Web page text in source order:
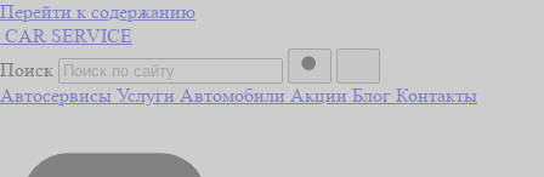
Перейти к содержанию
CAR SERVICE
Поиск
Автосервисы Услуги Автомобили Акции Блог Контакты